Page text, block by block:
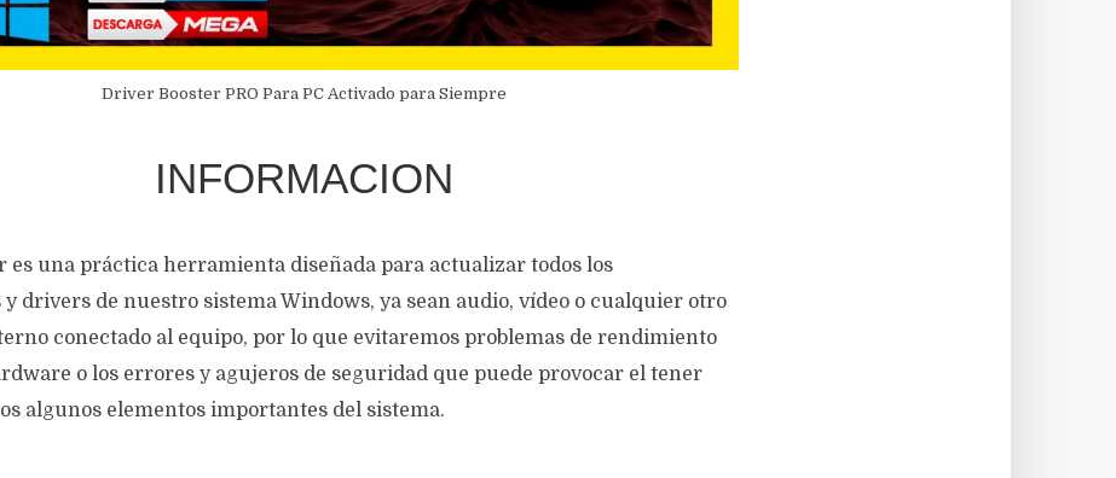
Driver Booster PRO Para PC Activado para Siempre
INFORMACION
es una práctica herramienta diseñada para actualizar todos los
drivers de nuestro sistema Windows, ya sean audio, vídeo o cualquier otro
conectado al equipo, por lo que evitaremos problemas de rendimiento
o los errores y agujeros de seguridad que puede provocar el tener
algunos elementos importantes del sistema.